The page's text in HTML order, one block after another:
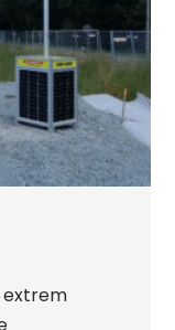
extrem